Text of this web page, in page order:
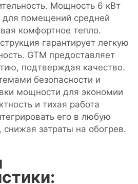
Мощность 6 кВт
для помещений средней
комфортное тепло.
гарантирует легкую
GTM предоставляет
подтверждая качество.
безопасности и
мощности для экономии
и тихая работа
его в любую
снижая затраты на обогрев.